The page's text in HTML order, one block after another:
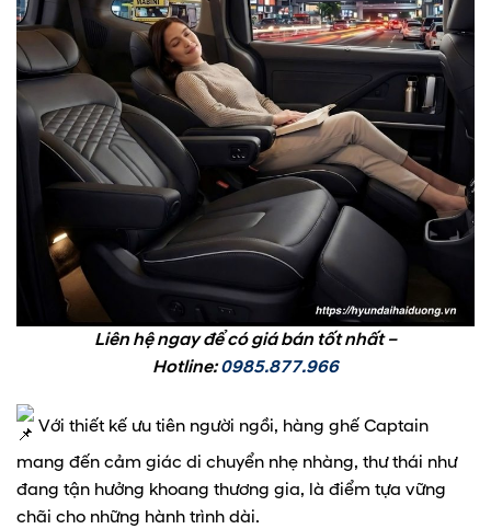
Liên hệ ngay để có giá bán tốt nhất –
Hotline:0985.877.966
Với thiết kế ưu tiên người ngồi, hàng ghế Captain
mang đến cảm giác di chuyển nhẹ nhàng, thư thái như
đang tận hưởng khoang thương gia, là điểm tựa vững
chãi cho những hành trình dài.